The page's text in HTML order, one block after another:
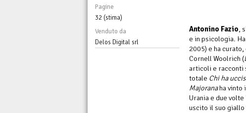
Pagine
32 (stima)
Venduto da
Delos Digital srl
Antonino Fazio,
e in psicologia.
2005) e ha
Cornell Woolrich (
articoli e racconti
totale Chi ha
Majoranaha vinto
Urania e due
uscito il suo giallo